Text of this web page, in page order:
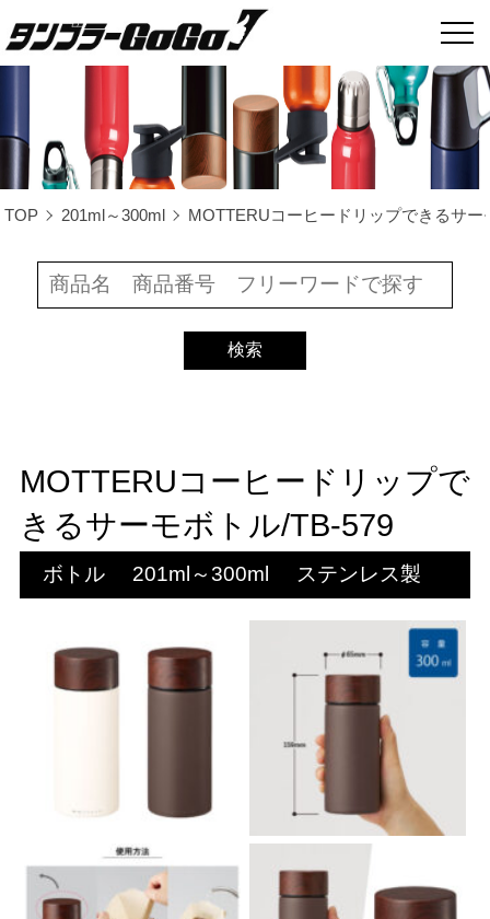
TOP 201ml～300ml MOTTERUコーヒードリップできるサー
MOTTERUコーヒードリップで
きるサーモボトル/TB-579
ボトル 201ml～300ml ステンレス製